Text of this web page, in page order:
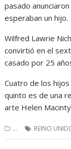
pasado
esperaban un hijo.
Wilfred Lawrie
convirtió en el
casado por 25
Cuatro de los
quinto es de una
arte Helen
... REINO